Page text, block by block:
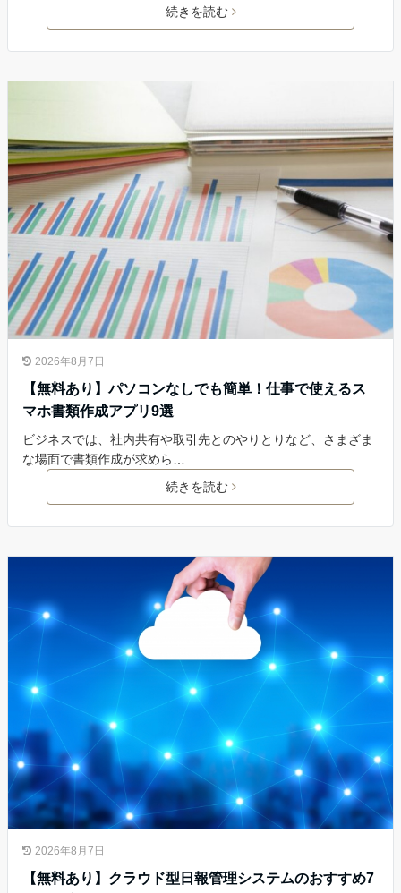
続きを読む
2026年8月7日
【無料あり】パソコンなしでも簡単！仕事で使えるス
マホ書類作成アプリ9選
ビジネスでは、社内共有や取引先とのやりとりなど、さまざま
な場面で書類作成が求めら…
続きを読む
2026年8月7日
【無料あり】クラウド型日報管理システムのおすすめ7